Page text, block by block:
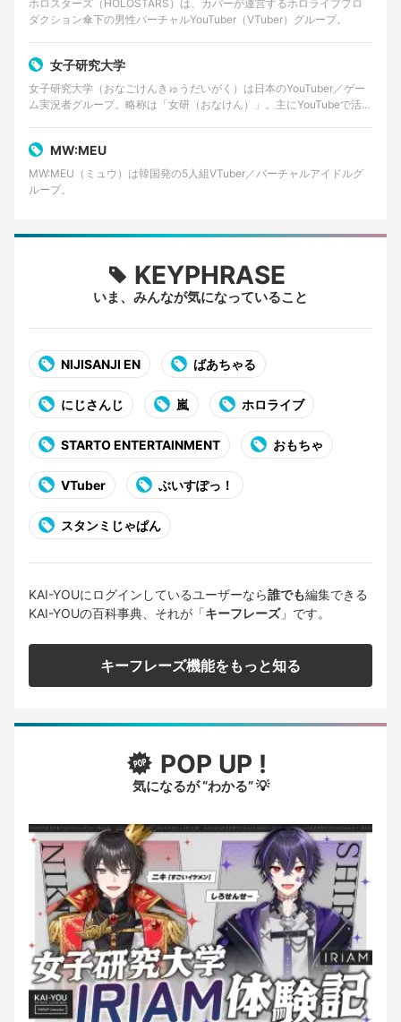
ホロスターズ（HOLOSTARS）は、カバーが運営するホロライブプロ
ダクション傘下の男性バーチャルYouTuber（VTuber）グループ。
女子研究大学
女子研究大学（おなごけんきゅうだいがく）は日本のYouTuber／ゲー
ム実況者グループ。略称は「女研（おなけん）」。主にYouTubeで活動
MW:MEU
MW:MEU（ミュウ）は韓国発の5人組VTuber／バーチャルアイドルグ
ループ。
KEYPHRASE
いま、みんなが気になっていること
NIJISANJI EN ばあちゃる
にじさんじ 嵐 ホロライブ
STARTO ENTERTAINMENT おもちゃ
VTuber ぶいすぽっ！
スタンミじゃぱん
KAI-YOUにログインしているユーザーなら誰でも編集できる
KAI-YOUの百科事典、それが「キーフレーズ」です。
キーフレーズ機能をもっと知る
POP UP !
気になるが “わかる” 💡